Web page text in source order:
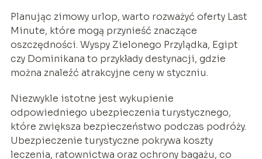
Planując zimowy urlop, warto rozważyć oferty Last
Minute, które mogą przynieść znaczące
oszczędności. Wyspy Zielonego Przylądka, Egipt
czy Dominikana to przykłady destynacji, gdzie
można znaleźć atrakcyjne ceny w styczniu.
Niezwykle istotne jest wykupienie
odpowiedniego ubezpieczenia turystycznego,
które zwiększa bezpieczeństwo podczas podróży.
Ubezpieczenie turystyczne pokrywa koszty
leczenia, ratownictwa oraz ochrony bagażu, co